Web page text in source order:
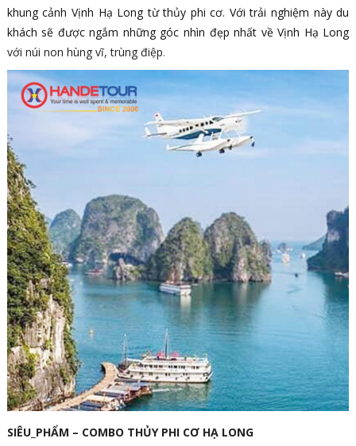
khung cảnh Vịnh Hạ Long từ thủy phi cơ. Với trải nghiệm này du
khách sẽ được ngắm những góc nhìn đẹp nhất về Vịnh Hạ Long
với núi non hùng vĩ, trùng điệp.
SIÊU_PHẨM – COMBO THỦY PHI CƠ HẠ LONG